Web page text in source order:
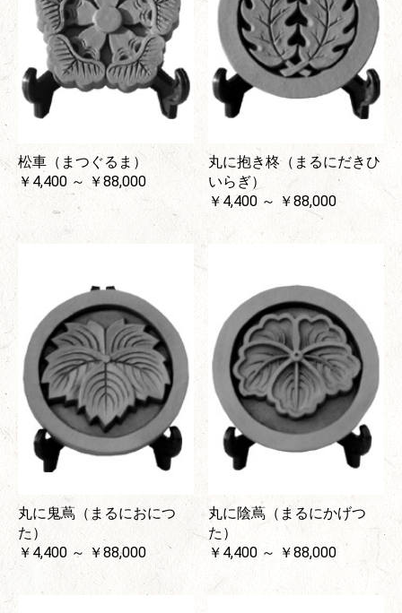
松車（まつぐるま）
￥4,400 ～ ￥88,000
丸に抱き柊（まるにだきひ
いらぎ）
￥4,400 ～ ￥88,000
丸に鬼蔦（まるにおにつ
た）
￥4,400 ～ ￥88,000
丸に陰蔦（まるにかげつ
た）
￥4,400 ～ ￥88,000